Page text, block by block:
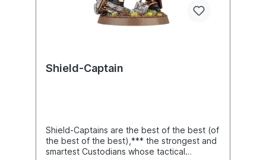
Shield-Captain
Shield-Captains are the best of the best (of
the best of the best),*** the strongest and
smartest Custodians whose tactical